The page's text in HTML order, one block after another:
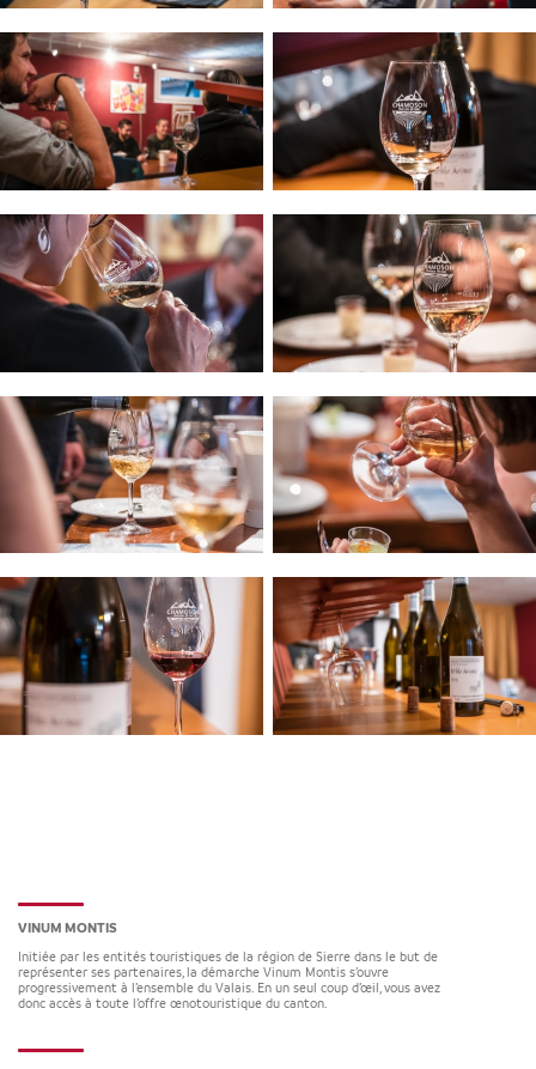
VINUM MONTIS
Initiée par les entités touristiques de la région de Sierre dans le but de
représenter ses partenaires, la démarche Vinum Montis s’ouvre
progressivement à l’ensemble du Valais. En un seul coup d’œil, vous avez
donc accès à toute l’offre œnotouristique du canton.